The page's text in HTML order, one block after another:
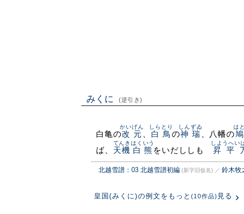
みくに (逆引き)
白亀の改元
かいげん
白鳥
しらとり
の神瑞
しんずゐ
、八幡の鳩
はと
ば、 天機
てんき
白熊
はくいう
をいだししも 昇平
しようへい
北越雪譜：03 北越雪譜初編 (新字旧仮名) ／ 鈴木牧
皇国(みくに)の例文をもっと (10作品) 見る